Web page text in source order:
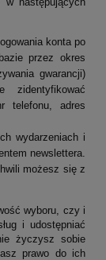
konta po
przez okres
gwarancji)
zidentyfikować
telefonu, adres
wydarzeniach i
newslettera.
możesz się z
wyboru, czy i
i udostępniać
życzysz sobie
prawo do ich